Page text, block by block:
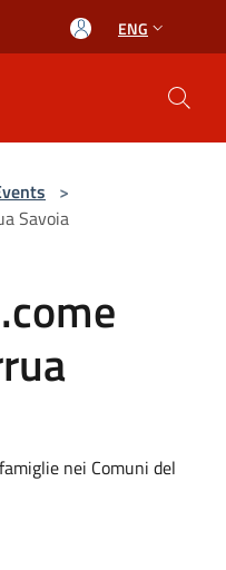
ENG
>
Savoia
nei Comuni del